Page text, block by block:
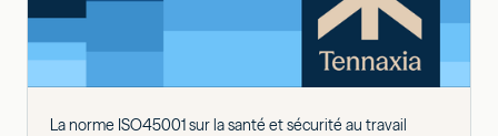
La norme ISO45001 sur la santé et sécurité au travail